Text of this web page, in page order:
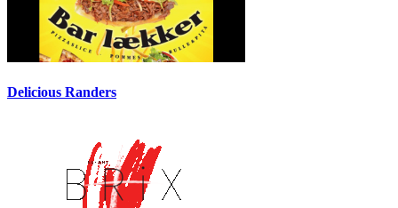
Delicious Randers